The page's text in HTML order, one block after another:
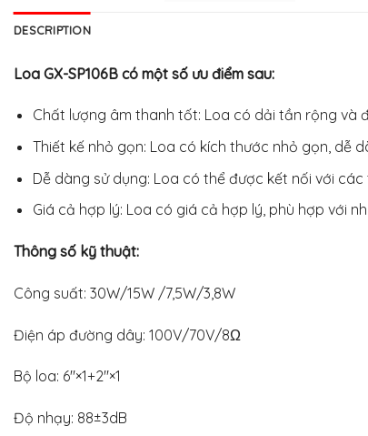
DESCRIPTION
Loa GX-SP106B có một số ưu điểm sau:
Chất lượng âm thanh tốt: Loa có dải tần rộng và
Thiết kế nhỏ gọn: Loa có kích thước nhỏ gọn, dễ
Dễ dàng sử dụng: Loa có thể được kết nối với
Giá cả hợp lý: Loa có giá cả hợp lý, phù hợp với
Thông số kỹ thuật:
Công suất: 30W/15W /7,5W/3,8W
Điện áp đường dây: 100V/70V/8Ω
Bộ loa: 6″×1+2″×1
Độ nhạy: 88±3dB